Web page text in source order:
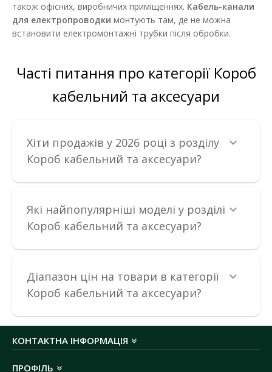
ДО КОШИКА
В закладки
також офісних, виробничих приміщеннях. Кабель-канали
для електропроводки монтують там, де не можна
встановити електромонтажні трубки після обробки.
Часті питання про категорії Короб
кабельний та аксесуари
Хіти продажів у 2026 році з розділу
Короб кабельний та аксесуари?
Які найпопулярніші моделі у розділі
Короб кабельний та аксесуари?
Діапазон цін на товари в категорії
Короб кабельний та аксесуари?
КОНТАКТНА ІНФОРМАЦІЯ
ПРОФІЛЬ